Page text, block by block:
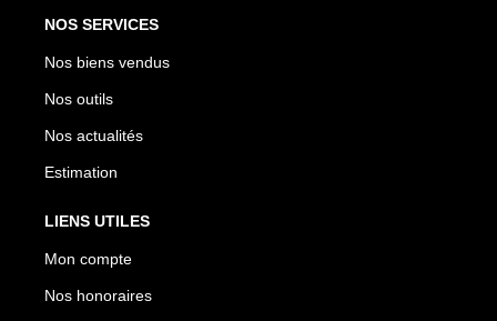
NOS SERVICES
Nos biens vendus
Nos outils
Nos actualités
Estimation
LIENS UTILES
Mon compte
Nos honoraires